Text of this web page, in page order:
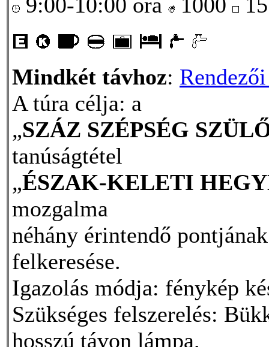
Mindkét távhoz:
A túra célja: a
„SZÁZ SZÉPSÉG
tanúságtétel
„ÉSZAK-KELETI
mozgalma
néhány érintendő
felkeresése.
Igazolás módja: fénykép
Szükséges felszerelés:
hosszú távon lámpa.